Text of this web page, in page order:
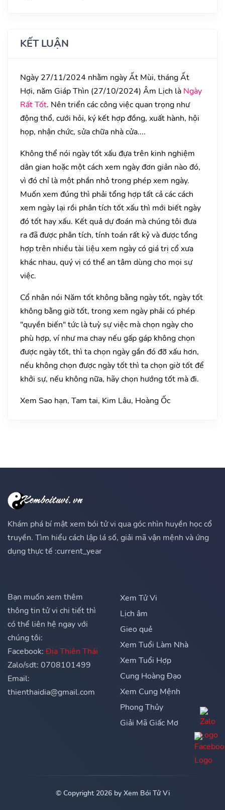
KẾT LUẬN
Ngày 27/11/2024 nhằm ngày Ất Mùi, tháng Ất
Hợi, năm Giáp Thìn (27/10/2024) Âm Lịch là Ngày
Rất Tốt. Nên triển các công việc quan trọng như
động thổ, cưới hỏi, ký kết hợp đồng, xuất hành, hội
họp, nhận chức, sửa chữa nhà cửa....
Không thể nói ngày tốt xấu đựa trên kinh nghiệm
dân gian hoặc một cách xem ngày đơn giản nào đó,
vì đó chỉ là một phần nhỏ trong phép xem ngày.
Muốn xem đúng thì phải tổng hợp tất cả các cách
xem ngày lại rồi phân tích tốt xấu thì mới biết ngày
đó tốt hay xấu. Kết quả dự đoán mà chúng tôi đưa
ra đã được phân tích, tính toán rất kỷ và được tổng
hợp trên nhiều tài liệu xem ngày có giá trị cổ xưa
khác nhau, quý vị có thể an tâm dùng cho mọi sự
việc.
Cổ nhân nói Năm tốt không bằng ngày tốt, ngày tốt
không bằng giờ tốt, trong xem ngày phải có phép
"quyền biến" tức là tuỳ sự việc mà chọn ngày cho
phù hợp, ví như ma chay nếu gấp gáp không chọn
được ngày tốt, thì ta chọn ngày gần đó đỡ xấu hơn,
nếu không chọn được ngày tốt thì ta chọn giờ tốt để
khởi sự, nếu không nữa, hãy chọn hướng tốt mà đi.
Xem Sao hạn, Tam tai, Kim Lâu, Hoàng Ốc
Khám phá bí mật xem bói tử vi qua góc nhìn huyền học cổ
truyền. Tìm hiểu cách lập lá số, giải mã vận mệnh và ứng
dụng thực tế :current_year
Bạn muốn xem thêm
thông tin tử vi chi tiết thì
có thể liên hệ ngay với
chúng tôi:
Facebook: Địa Thiên Thái
Zalo/sdt: 0708101499
Email:
thienthaidia@gmail.com
Xem Tử Vi
Lịch âm
Gieo quẻ
Xem Tuổi Làm Nhà
Xem Tuổi Hợp
Cung Hoàng Đạo
Xem Cung Mệnh
Phong Thủy
Giải Mã Giấc Mơ
© Copyright 2026 by Xem Bói Tử Vi